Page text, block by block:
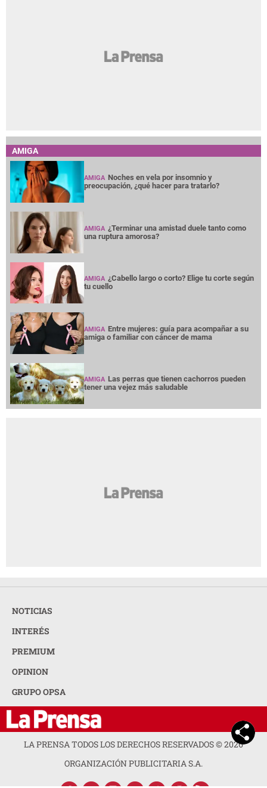
AMIGA
AMIGA Noches en vela por insomnio y
preocupación, ¿qué hacer para tratarlo?
AMIGA ¿Terminar una amistad duele tanto como
una ruptura amorosa?
AMIGA ¿Cabello largo o corto? Elige tu corte según
tu cuello
AMIGA Entre mujeres: guía para acompañar a su
amiga o familiar con cáncer de mama
AMIGA Las perras que tienen cachorros pueden
tener una vejez más saludable
NOTICIAS
INTERÉS
PREMIUM
OPINION
GRUPO OPSA
LA PRENSA TODOS LOS DERECHOS RESERVADOS ©2026
ORGANIZACIÓN PUBLICITARIA S.A.